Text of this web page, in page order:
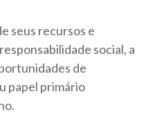
seus recursos e
social, a
de
papel primário